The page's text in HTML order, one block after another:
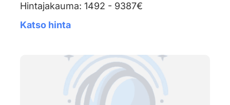
Hintajakauma: 1492 - 9387€
Katso hinta